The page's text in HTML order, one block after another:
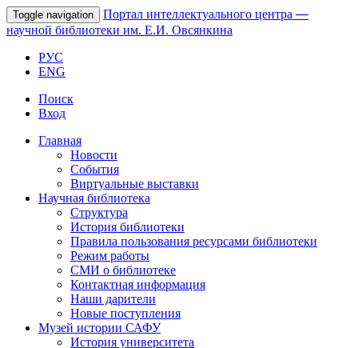
Toggle navigation Портал интеллектуального центра —
научной библиотеки им. Е.И. Овсянкина
РУС
ENG
Поиск
Вход
Главная
Новости
События
Виртуальные выставки
Научная библиотека
Структура
История библиотеки
Правила пользования ресурсами библиотеки
Режим работы
СМИ о библиотеке
Контактная информация
Наши дарители
Новые поступления
Музей истории САФУ
История университета